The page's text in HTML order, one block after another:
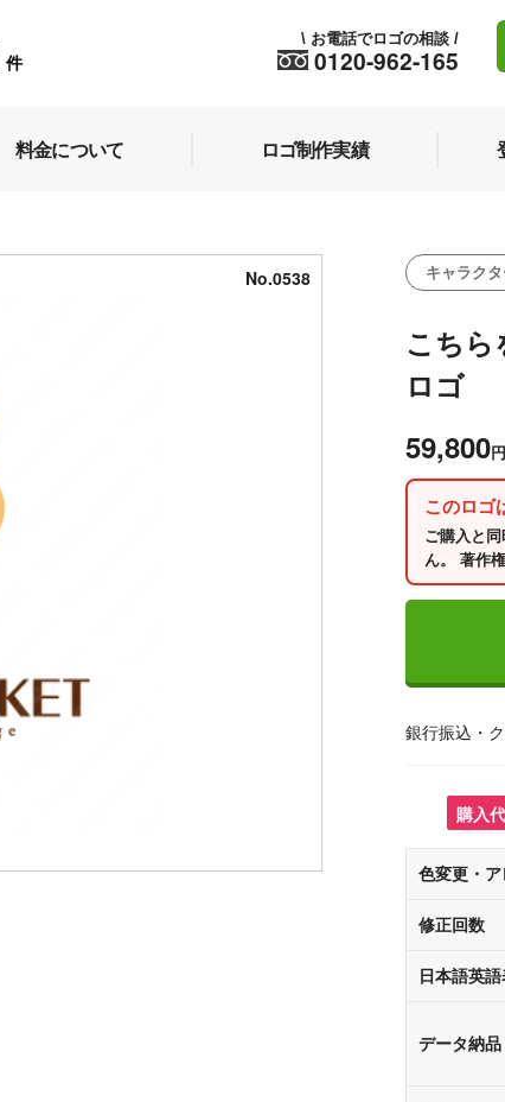
件 0120-962-165
\ お電話でロゴの相談 /
料金について ロゴ制作実績
No.0538 キャラク
こちら
ロゴ
59,800円
このロゴ
ご購入と
ん。 著作
銀行振込・
購入
色変更・
修正回数
日本語英
データ納品